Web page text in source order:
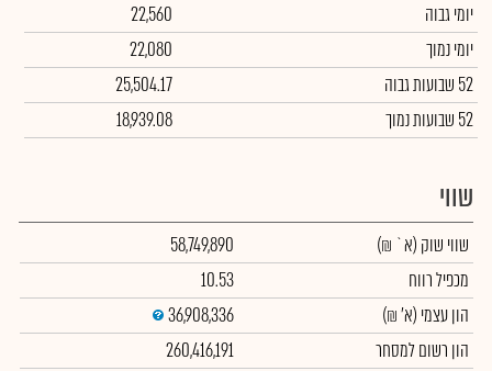
יומי גבוה
22,560
יומי נמוך
22,080
52 שבועות גבוה
25,504.17
52 שבועות נמוך
18,939.08
שווי
שווי שוק (א` ₪)
58,749,890
מכפיל רווח
10.53
הון עצמי (א' ₪)
36,908,336
הון רשום למסחר
260,416,191